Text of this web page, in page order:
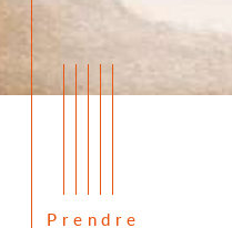
Prendre